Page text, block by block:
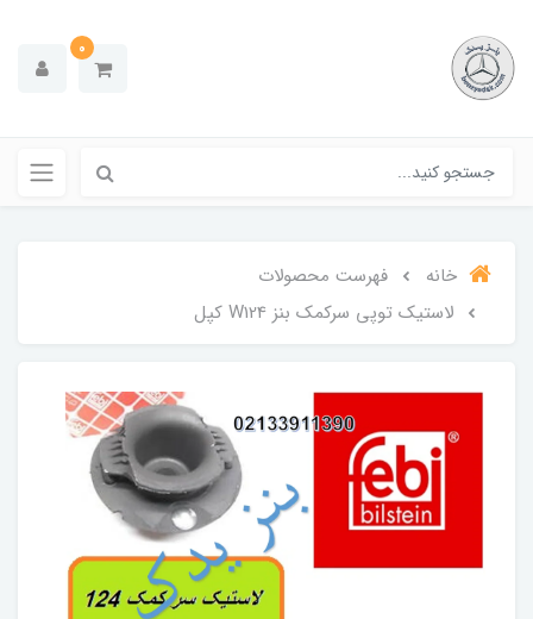
0
خانه
فهرست محصولات
لاستیک توپی سرکمک بنز W124 کپل